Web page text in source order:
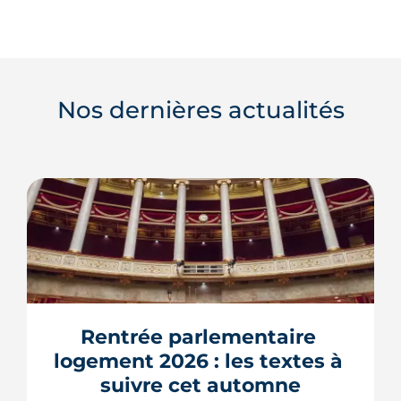
Nos dernières actualités
Rentrée parlementaire
logement 2026 : les textes à
suivre cet automne